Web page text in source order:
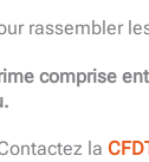
rassembler
comprise
la